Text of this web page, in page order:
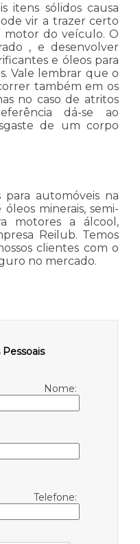
itens sólidos causa
vir a trazer certo
motor do veículo. O
, e desenvolver
e óleos para
Vale lembrar que o
também em os
no caso de atritos
dá-se ao
de um corpo
automóveis na
minerais, semi-
motores a álcool,
Reilub. Temos
clientes com o
no mercado.
Nome:
Telefone: